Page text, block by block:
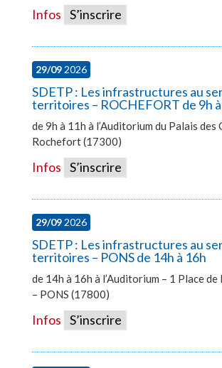
Infos S’inscrire
29/092026
SDETP : Les infrastructures au
territoires – ROCHEFORT de 9h
de 9h à 11h à l’Auditorium du Palais des
Rochefort (17300)
Infos S’inscrire
29/092026
SDETP : Les infrastructures au
territoires – PONS de 14h à 16h
de 14h à 16h à l’Auditorium – 1 Place de
– PONS (17800)
Infos S’inscrire